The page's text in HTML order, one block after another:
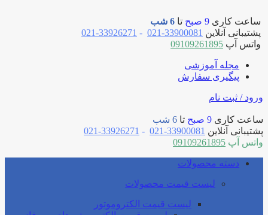
ساعت کاری 9 صبح تا 6 شب
پشتیبانی آنلاین 33900081-021
-
33926271-021
واتس آپ 09109261895
مجله آموزشی
پیگیری سفارش
ورود / ثبت نام
ساعت کاری 9 صبح تا 6 شب
پشتیبانی آنلاین 33900081-021
-
33926271-021
واتس آپ 09109261895
دسته محصولات
لیست قیمت محصولات
لیست قیمت الکتروموتور